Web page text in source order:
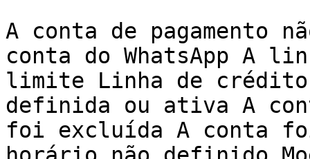
A conta de pagamento
conta do WhatsApp A
limite Linha de crédito
definida ou ativa A
foi excluída A conta